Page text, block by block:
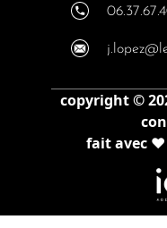
copyright ©
fait avec ♥